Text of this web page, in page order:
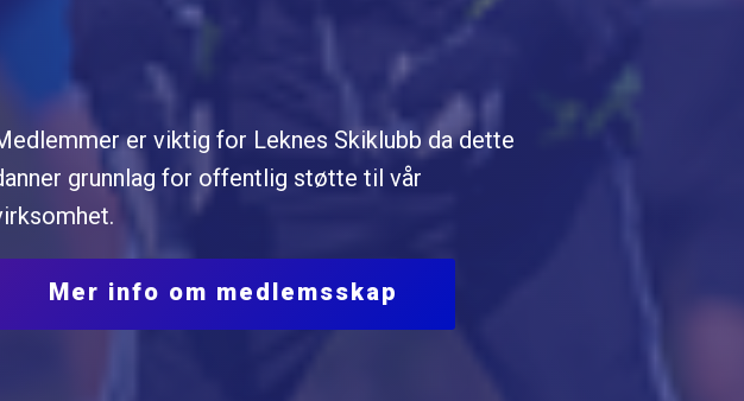
er viktig for Leknes Skiklubb da dette
grunnlag for offentlig støtte til vår
Mer info om medlemsskap